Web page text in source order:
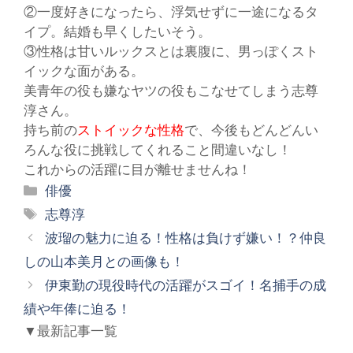
②一度好きになったら、浮気せずに一途になるタ
イプ。結婚も早くしたいそう。
③性格は甘いルックスとは裏腹に、男っぽくスト
イックな面がある。
美青年の役も嫌なヤツの役もこなせてしまう志尊
淳さん。
持ち前のストイックな性格で、今後もどんどんい
ろんな役に挑戦してくれること間違いなし！
これからの活躍に目が離せませんね！
カ
テ
ゴ
リ
ー
俳優
タ
グ
志尊淳
波瑠の魅力に迫る！性格は負けず嫌い！？仲良
しの山本美月との画像も！
伊東勤の現役時代の活躍がスゴイ！名捕手の成
績や年俸に迫る！
▼最新記事一覧